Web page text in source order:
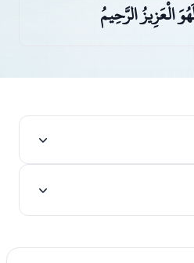
الْعَزِيزُ الرَّحِيمُ